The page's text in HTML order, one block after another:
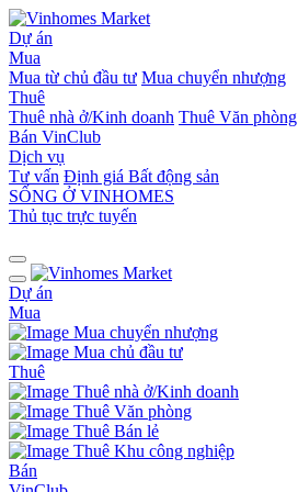
Dự án
Mua
Mua từ chủ đầu tư Mua chuyển nhượng
Thuê
Thuê nhà ở/Kinh doanh Thuê Văn phòng
Bán VinClub
Dịch vụ
Tư vấn Định giá Bất động sản
SỐNG Ở VINHOMES
Thủ tục trực tuyến
Dự án
Mua
Mua chuyển nhượng
Mua chủ đầu tư
Thuê
Thuê nhà ở/Kinh doanh
Thuê Văn phòng
Thuê Bán lẻ
Thuê Khu công nghiệp
Bán